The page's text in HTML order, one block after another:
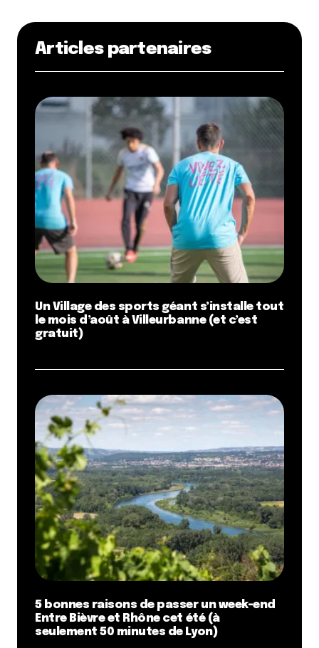
Articles partenaires
Un Village des sports géant s’installe tout
le mois d’août à Villeurbanne (et c’est
gratuit)
5 bonnes raisons de passer un week-end
Entre Bièvre et Rhône cet été (à
seulement 50 minutes de Lyon)